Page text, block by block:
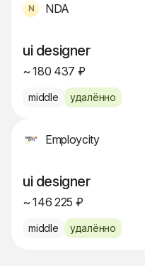
NDA
ui designer
~ 180 437 ₽
middle удалённо
Employcity
ui designer
~ 146 225 ₽
middle удалённо